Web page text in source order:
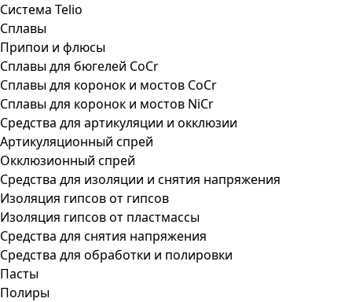
Система Telio
Сплавы
Припои и флюсы
Сплавы для бюгелей CoCr
Сплавы для коронок и мостов CoCr
Сплавы для коронок и мостов NiCr
Средства для артикуляции и окклюзии
Артикуляционный спрей
Окклюзионный спрей
Средства для изоляции и снятия напряжения
Изоляция гипсов от гипсов
Изоляция гипсов от пластмассы
Средства для снятия напряжения
Средства для обработки и полировки
Пасты
Полиры